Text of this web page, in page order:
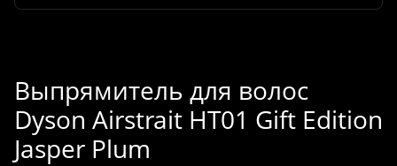
Выпрямитель для волос
Dyson Airstrait HT01 Gift Edition
Jasper Plum